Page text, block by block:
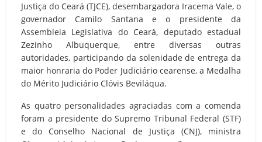
Justiça do Ceará (TJCE), desembargadora Iracema Vale, o
governador Camilo Santana e o presidente da
Assembleia Legislativa do Ceará, deputado estadual
Zezinho Albuquerque, entre diversas outras
autoridades, participando da solenidade de entrega da
maior honraria do Poder Judiciário cearense, a Medalha
do Mérito Judiciário Clóvis Beviláqua.
As quatro personalidades agraciadas com a comenda
foram a presidente do Supremo Tribunal Federal (STF)
e do Conselho Nacional de Justiça (CNJ), ministra